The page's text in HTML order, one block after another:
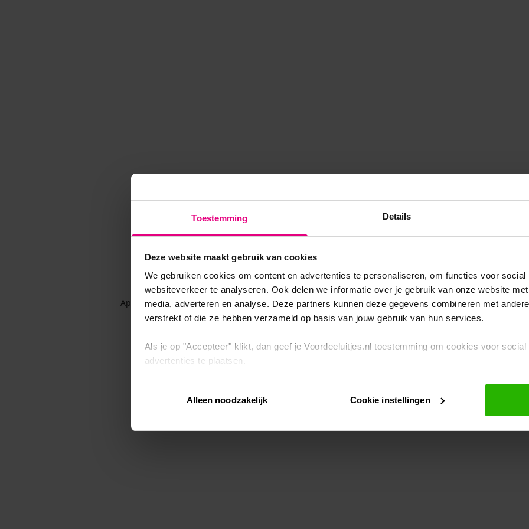
Toestemming Details
Deze website maakt gebruik van cookies
We gebruiken cookies om content en advertenties te personaliseren, om functies voor
websiteverkeer te analyseren. Ook delen we informatie over je gebruik van onze website
media, adverteren en analyse. Deze partners kunnen deze gegevens combineren met
verstrekt of die ze hebben verzameld op basis van jouw gebruik van hun services.
Als je op "Accepteer" klikt, dan geef je Voordeeluitjes.nl toestemming om cookies voor
advertenties te plaatsen.
Via "Cookie instellingen" kun je ook zelf instellen welke cookies worden geplaatst. Je kunt je
intrekken op onscookiebeleid.
Alleen noodzakelijk Cookie instellingen
Application error: a client-side exception has occurred while loadingwww.voordeeluitjes.nl (see the